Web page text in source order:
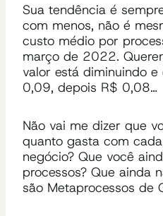
Sua tendência é
com menos, não é
custo médio por
março de 2022.
valor está diminuindo
0,09, depois R$ 0,08…
Não vai me dizer que
quanto gasta com
negócio? Que você
processos? Que ainda
são Metaprocessos de